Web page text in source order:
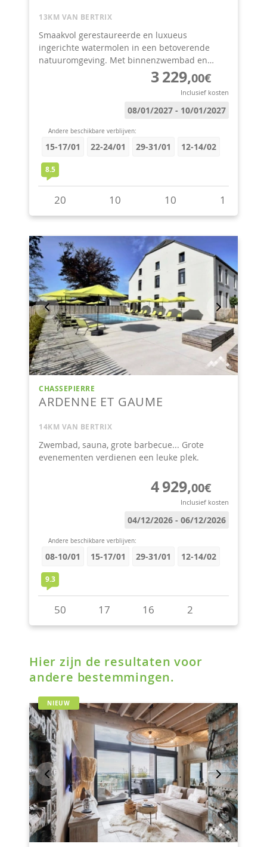
Hier zijn de resultaten voor
andere bestemmingen.